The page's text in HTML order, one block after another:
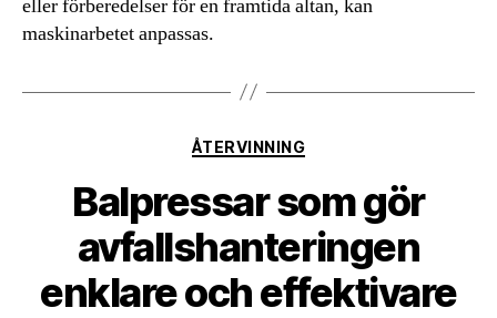
eller förberedelser för en framtida altan, kan
maskinarbetet anpassas.
Kategorier
ÅTERVINNING
Balpressar som gör
avfallshanteringen
enklare och effektivare